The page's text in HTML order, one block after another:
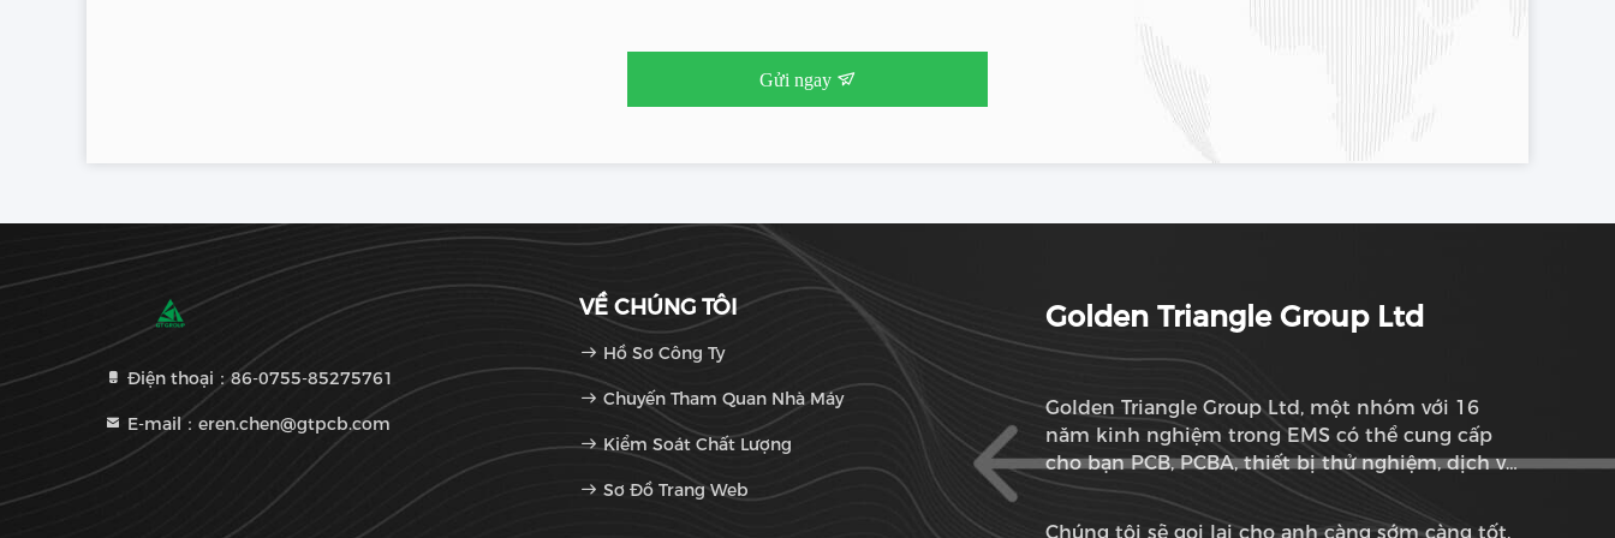
Gửi ngay
Điện thoại：86-0755-85275761
E-mail：eren.chen@gtpcb.com
VỀ CHÚNG TÔI
Hồ Sơ Công Ty
Chuyến Tham Quan Nhà Máy
Kiểm Soát Chất Lượng
Sơ Đồ Trang Web
Golden Triangle Group Ltd
Golden Triangle Group Ltd, một nhóm với 16
năm kinh nghiệm trong EMS có thể cung cấp
cho bạn PCB, PCBA, thiết bị thử nghiệm, dịch vụ
làm chua thành phần và dịch vụ ODM
Chúng tôi sẽ gọi lại cho anh càng sớm càng tốt.